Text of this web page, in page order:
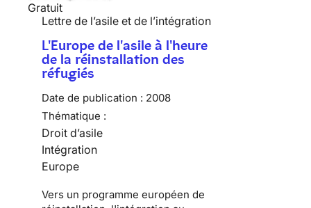
Gratuit
Lettre de l’asile et de l’intégration
L'Europe de l'asile à l'heure
de la réinstallation des
réfugiés
Date de publication : 2008
Thématique :
Droit d’asile
Intégration
Europe
Vers un programme européen de